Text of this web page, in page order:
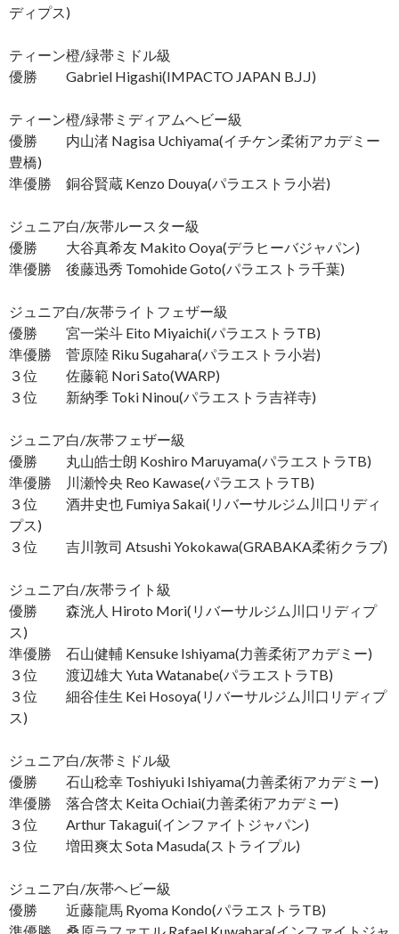
ディプス)
ティーン橙/緑帯ミドル級
優勝 Gabriel Higashi(IMPACTO JAPAN B.J.J)
ティーン橙/緑帯ミディアムヘビー級
優勝 内山渚 Nagisa Uchiyama(イチケン柔術アカデミー
豊橋)
準優勝 銅谷賢蔵 Kenzo Douya(パラエストラ小岩)
ジュニア白/灰帯ルースター級
優勝 大谷真希友 Makito Ooya(デラヒーバジャパン)
準優勝 後藤迅秀 Tomohide Goto(パラエストラ千葉)
ジュニア白/灰帯ライトフェザー級
優勝 宮一栄斗 Eito Miyaichi(パラエストラTB)
準優勝 菅原陸 Riku Sugahara(パラエストラ小岩)
３位 佐藤範 Nori Sato(WARP)
３位 新納季 Toki Ninou(パラエストラ吉祥寺)
ジュニア白/灰帯フェザー級
優勝 丸山皓士朗 Koshiro Maruyama(パラエストラTB)
準優勝 川瀬怜央 Reo Kawase(パラエストラTB)
３位 酒井史也 Fumiya Sakai(リバーサルジム川口リディ
プス)
３位 吉川敦司 Atsushi Yokokawa(GRABAKA柔術クラブ)
ジュニア白/灰帯ライト級
優勝 森洸人 Hiroto Mori(リバーサルジム川口リディプ
ス)
準優勝 石山健輔 Kensuke Ishiyama(力善柔術アカデミー)
３位 渡辺雄大 Yuta Watanabe(パラエストラTB)
３位 細谷佳生 Kei Hosoya(リバーサルジム川口リディプ
ス)
ジュニア白/灰帯ミドル級
優勝 石山稔幸 Toshiyuki Ishiyama(力善柔術アカデミー)
準優勝 落合啓太 Keita Ochiai(力善柔術アカデミー)
３位 Arthur Takagui(インファイトジャパン)
３位 増田爽太 Sota Masuda(ストライプル)
ジュニア白/灰帯ヘビー級
優勝 近藤龍馬 Ryoma Kondo(パラエストラTB)